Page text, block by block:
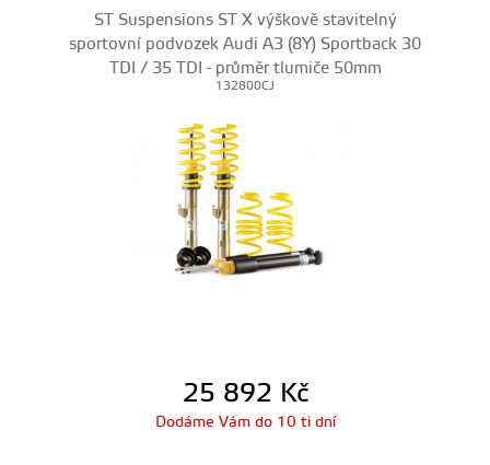
ST Suspensions ST X výškově stavitelný
sportovní podvozek Audi A3 (8Y) Sportback 30
TDI / 35 TDI - průměr tlumiče 50mm
132800CJ
25 892 Kč
Dodáme Vám do 10 ti dní